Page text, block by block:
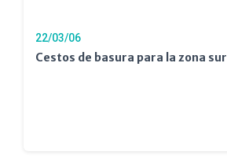
22/03/06
Cestos de basura para la zona sur